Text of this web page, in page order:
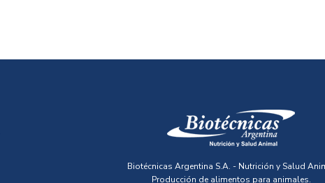
Biotécnicas Argentina S.A. - Nutrición y Salud
Producción de alimentos para animales.